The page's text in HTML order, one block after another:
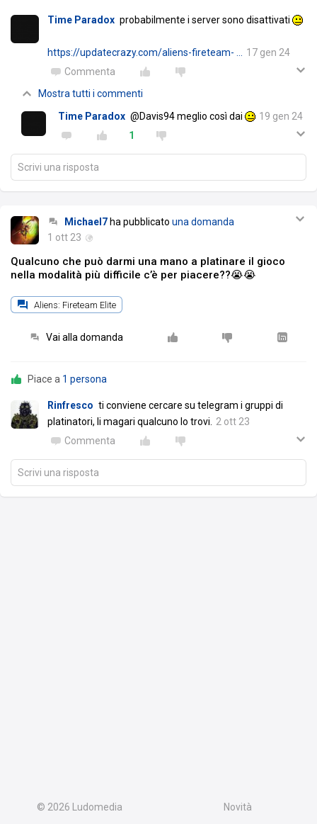
Time Paradox probabilmente i server sono disattivati
https://updatecrazy.com/aliens-fireteam- …
17 gen 24
Commenta
Mostra tutti i commenti
Time Paradox @Davis94 meglio così dai
19 gen 24
1
Scrivi una risposta
Michael7ha pubblicato una domanda
1 ott 23
Qualcuno che può darmi una mano a platinare il gioco
nella modalità più difficile c’è per piacere??😭😭
Aliens: Fireteam Elite
Vai alla domanda
Piace a 1 persona
Rinfresco ti conviene cercare su telegram i gruppi di
platinatori, li magari qualcuno lo trovi.
2 ott 23
Commenta
Scrivi una risposta
© 2026 Ludomedia Novità